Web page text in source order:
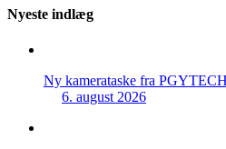
Nyeste indlæg
Ny kamerataske fra
6. august 2026